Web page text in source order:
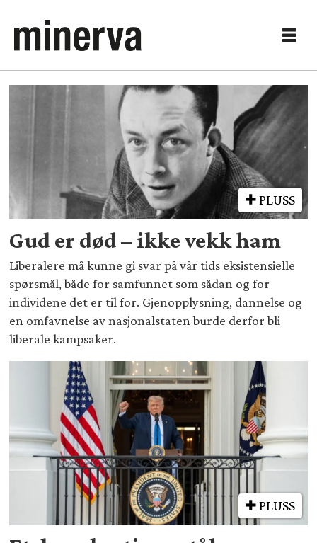
Tag:
Fra
papirutgaven
PLUSS
Gud er død – ikke vekk ham
Liberalere må kunne gi svar på vår tids eksistensielle
spørsmål, både for samfunnet som sådan og for
individene det er til for. Gjenopplysning, dannelse og
en omfavnelse av nasjonalstaten burde derfor bli
liberale kampsaker.
PLUSS